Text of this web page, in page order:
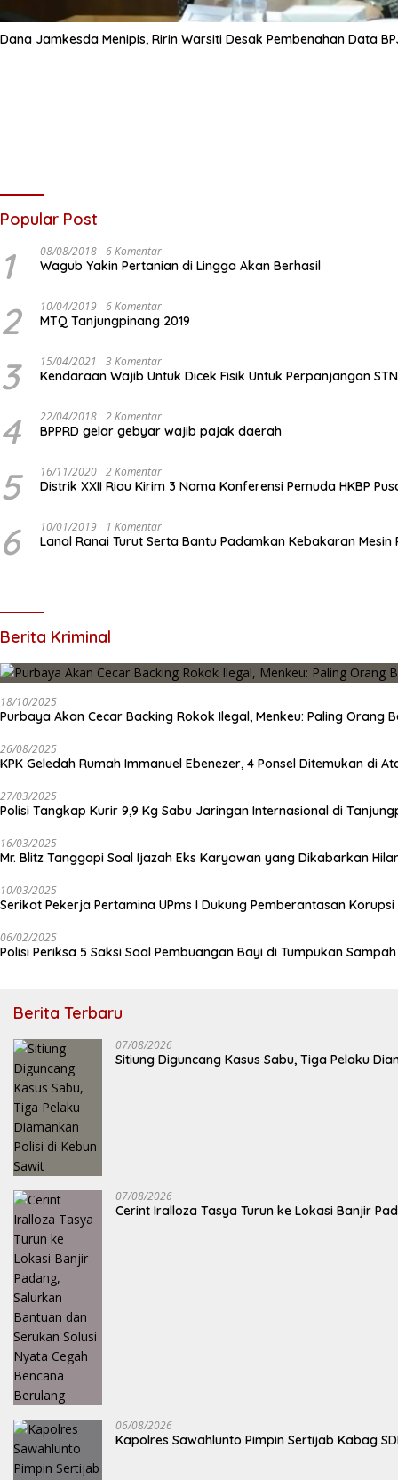
Dana Jamkesda Menipis, Ririn Warsiti Desak Pembenahan Data
Popular Post
1 08/08/2018 6 Komentar
Wagub Yakin Pertanian di Lingga Akan Berhasil
2 10/04/2019 6 Komentar
MTQ Tanjungpinang 2019
3 15/04/2021 3 Komentar
Kendaraan Wajib Untuk Dicek Fisik Untuk Perpanjangan
4 22/04/2018 2 Komentar
BPPRD gelar gebyar wajib pajak daerah
5 16/11/2020 2 Komentar
Distrik XXII Riau Kirim 3 Nama Konferensi Pemuda HKBP
6 10/01/2019 1 Komentar
Lanal Ranai Turut Serta Bantu Padamkan Kebakaran Mesin
Berita Kriminal
18/10/2025
Purbaya Akan Cecar Backing Rokok Ilegal, Menkeu: Paling Orang
26/08/2025
KPK Geledah Rumah Immanuel Ebenezer, 4 Ponsel Ditemukan di
27/03/2025
Polisi Tangkap Kurir 9,9 Kg Sabu Jaringan Internasional di
16/03/2025
Mr. Blitz Tanggapi Soal Ijazah Eks Karyawan yang Dikabarkan
10/03/2025
Serikat Pekerja Pertamina UPms I Dukung Pemberantasan
06/02/2025
Polisi Periksa 5 Saksi Soal Pembuangan Bayi di Tumpukan
Berita Terbaru
07/08/2026
Sitiung Diguncang Kasus Sabu, Tiga Pelaku
07/08/2026
Cerint Iralloza Tasya Turun ke Lokasi Banjir
06/08/2026
Kapolres Sawahlunto Pimpin Sertijab Kabag